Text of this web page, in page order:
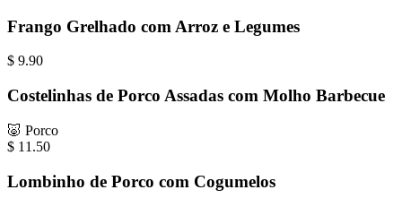
Frango Grelhado com Arroz e Legumes
$ 9.90
Costelinhas de Porco Assadas com Molho Barbecue
🐷 Porco
$ 11.50
Lombinho de Porco com Cogumelos